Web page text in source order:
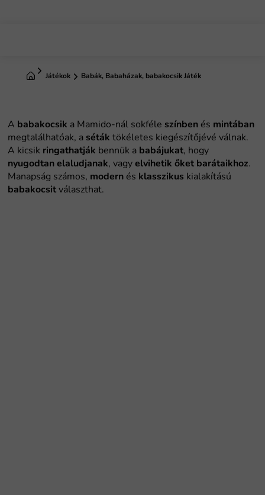
Kezdőlap
Játékok Babák, Babaházak, babakocsik Játék
A babakocsik a Mamido-nál sokféle színben és mintában
megtalálhatóak, a séták tökéletes kiegészítőjévé válnak.
A kicsik ringathatják bennük a babájukat, hogy
nyugodtan elaludjanak, vagyelvihetik őket barátaikhoz.
Manapság számos, modern és klasszikus kialakítású
babakocsitválaszthat.